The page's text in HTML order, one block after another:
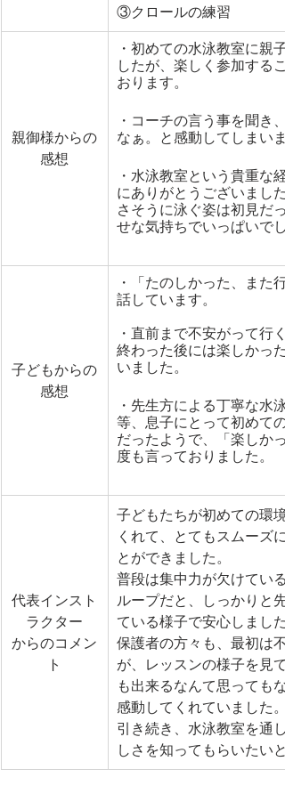
③クロールの練習
​親御様からの
感想
・初めての水泳教室に親
したが、楽しく参加する
おります。​​
・コーチの言う事を聞き
なぁ。と感動してしまいま
・水泳教室という貴重な
にありがとうございまし
さそうに泳ぐ姿は初見だ
せな気持ちでいっぱいでし
子どもからの
感想
・「たのしかった、また
話しています。
・直前まで不安がって行
終わった後には楽しかっ
いました。​​
・先生方による丁寧な水
等、息子にとって初めて
だったようで、「楽しか
度も言っておりました​​。
代表インスト
ラクター
からのコメン
ト
子どもたちが初めての環
くれて、とてもスムーズ
とができました。
普段は集中力が欠けてい
ループだと、しっかりと
ている様子で安心しました
保護者の方々も、最初は
が、レッスンの様子を見
も出来るなんて思っても
感動してくれていました。
引き続き、水泳教室を通
しさを知ってもらいたい